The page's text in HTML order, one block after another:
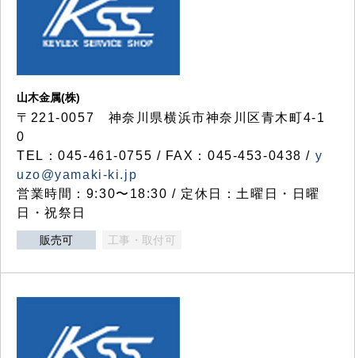
山木金属(株)
〒221-0057 神奈川県横浜市神奈川区青木町4-1
0
TEL：045-461-0755 / FAX：045-453-0438 / y
uzo@yamaki-ki.jp
営業時間：9:30〜18:30 / 定休日：土曜日・日曜
日・祝祭日
販売可 工事・取付可